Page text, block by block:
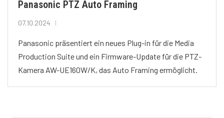
Panasonic PTZ Auto Framing
07.10.2024
Panasonic präsentiert ein neues Plug-in für die Media
Production Suite und ein Firmware-Update für die PTZ-
Kamera AW-UE160W/K, das Auto Framing ermöglicht.